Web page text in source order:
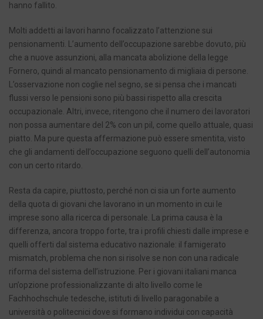
hanno fallito.
Molti addetti ai lavori hanno focalizzato l’attenzione sui
pensionamenti. L’aumento dell’occupazione sarebbe dovuto, più
che a nuove assunzioni, alla mancata abolizione della legge
Fornero, quindi al mancato pensionamento di migliaia di persone.
L’osservazione non coglie nel segno, se si pensa che i mancati
flussi verso le pensioni sono più bassi rispetto alla crescita
occupazionale. Altri, invece, ritengono che il numero dei lavoratori
non possa aumentare del 2% con un pil, come quello attuale, quasi
piatto. Ma pure questa affermazione può essere smentita, visto
che gli andamenti dell’occupazione seguono quelli dell’autonomia
con un certo ritardo.
Resta da capire, piuttosto, perché non ci sia un forte aumento
della quota di giovani che lavorano in un momento in cui le
imprese sono alla ricerca di personale. La prima causa è la
differenza, ancora troppo forte, tra i profili chiesti dalle imprese e
quelli offerti dal sistema educativo nazionale: il famigerato
mismatch, problema che non si risolve se non con una radicale
riforma del sistema dell’istruzione. Per i giovani italiani manca
un’opzione professionalizzante di alto livello come le
Fachhochschule tedesche, istituti di livello paragonabile a
università o politecnici dove si formano individui con capacità